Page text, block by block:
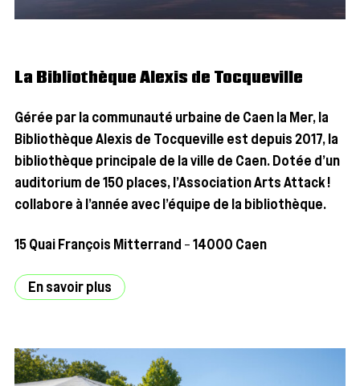
La Bibliothèque Alexis de Tocqueville
Gérée par la com­mu­nau­té urbaine de Caen la Mer, la
Biblio­thèque Alexis de Toc­que­ville est depuis 2017, la
biblio­thèque prin­ci­pale de la ville de Caen. Dotée d’un
audi­to­rium de 150 places, l’Association Arts Attack !
col­la­bore à l’année avec l’équipe de la bibliothèque.
15 Quai Fran­çois Mit­ter­rand – 14000 Caen
En savoir plus